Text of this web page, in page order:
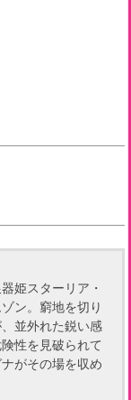
姫スターリア・
ン。窮地を切り
並外れた鋭い感
性を見破られて
がその場を収め